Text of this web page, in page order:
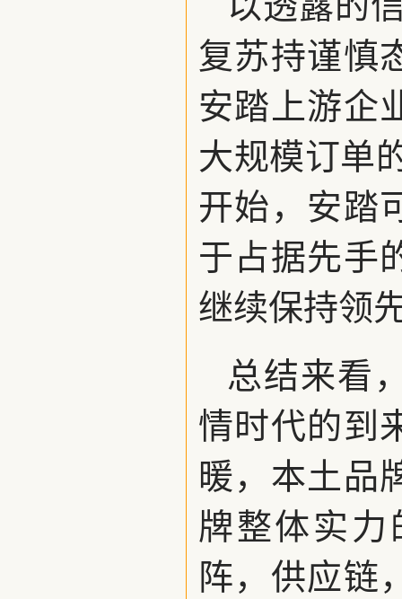
复苏持谨慎
安踏上游企
大规模订单
开始，安踏
于占据先手
继续保持领
总结来看
情时代的到
暖，本土品
牌整体实
阵，供应链